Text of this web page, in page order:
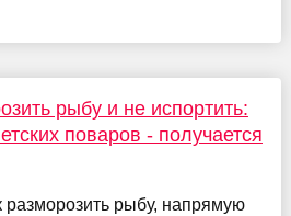
рыбу и не испортить:
поваров - получается
разморозить рыбу, напрямую